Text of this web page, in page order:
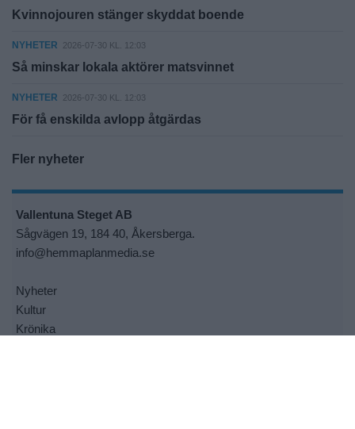
Kvinnojouren stänger skyddat boende
NYHETER 2026-07-30 KL. 12:03
Så minskar lokala aktörer matsvinnet
NYHETER 2026-07-30 KL. 12:03
För få enskilda avlopp åtgärdas
Fler nyheter
Vallentuna Steget AB
Sågvägen 19, 184 40, Åkersberga.
info@hemmaplanmedia.se
Nyheter
Kultur
Krönika